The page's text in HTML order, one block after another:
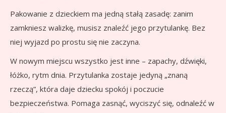
Pakowanie z dzieckiem ma jedną stałą zasadę: zanim
zamkniesz walizkę, musisz znaleźć jego przytulankę. Bez
niej wyjazd po prostu się nie zaczyna.
W nowym miejscu wszystko jest inne – zapachy, dźwięki,
łóżko, rytm dnia. Przytulanka zostaje jedyną „znaną
rzeczą”, która daje dziecku spokój i poczucie
bezpieczeństwa. Pomaga zasnąć, wyciszyć się, odnaleźć w